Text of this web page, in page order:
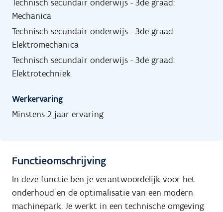
Technisch secundair onderwijs - 3de graad:
Mechanica
Technisch secundair onderwijs - 3de graad:
Elektromechanica
Technisch secundair onderwijs - 3de graad:
Elektrotechniek
Werkervaring
Minstens 2 jaar ervaring
Functieomschrijving
In deze functie ben je verantwoordelijk voor het
onderhoud en de optimalisatie van een modern
machinepark. Je werkt in een technische omgeving